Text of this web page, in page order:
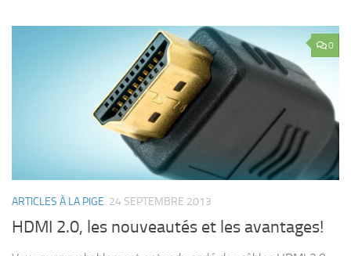
0
ARTICLES À LA PIGE 24 SEPTEMBRE 2013
HDMI 2.0, les nouveautés et les avantages!